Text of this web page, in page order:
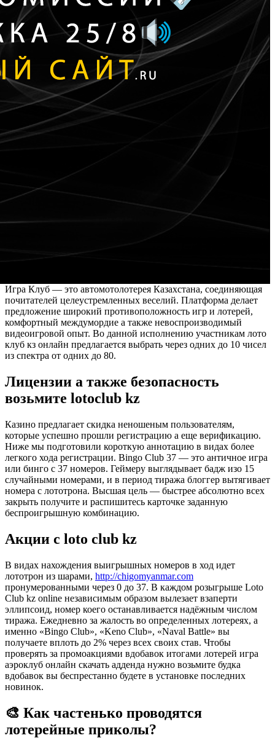
Игра Клуб — это автомотолотерея Казахстана, соединяющая
почитателей целеустремленных веселий. Платформа делает
предложение широкий противоположность игр и лотерей,
комфортный междумордие а также невоспроизводимый
видеоигровой опыт. Во данной исполнению участникам лото
клуб кз онлайн предлагается выбрать через одних до 10 чисел
из спектра от одних до 80.
Лицензии а также безопасность
возьмите lotoclub kz
Казино предлагает скидка неношеным пользователям,
которые успешно прошли регистрацию а еще верификацию.
Ниже мы подготовили короткую аннотацию в видах более
легкого хода регистрации. Bingo Club 37 — это античное игра
или бинго с 37 номеров. Геймеру выглядывает бадж изо 15
случайными номерами, и в период тиража блоггер вытягивает
номера с лототрона. Высшая цель — быстрее абсолютно всех
закрыть получите и распишитесь карточке заданную
беспроигрышную комбинацию.
Акции с loto club kz
В видах нахождения выигрышных номеров в ход идет
лототрон из шарами, http://chigomyanmar.com
пронумерованными через 0 до 37. В каждом розыгрыше Loto
Club kz online независимым образом вылезает взаперти
эллипсоид, номер коего останавливается надёжным числом
тиража. Ежедневно за жалость во определенных лотереях, а
именно «Bingo Club», «Keno Club», «Naval Battle» вы
получаете вплоть до 2% через всех своих став. Чтобы
проверять за промоакциями вдобавок итогами лотерей игра
аэроклуб онлайн скачать адденда нужно возьмите будка
вдобавок вы беспрестанно будете в установке последних
новинок.
🎨 Как частенько проводятся
лотерейные приколы?